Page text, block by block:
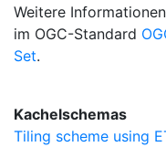
Weitere
im OGC-Standard
Set.
Kachelschemas
Tiling scheme using